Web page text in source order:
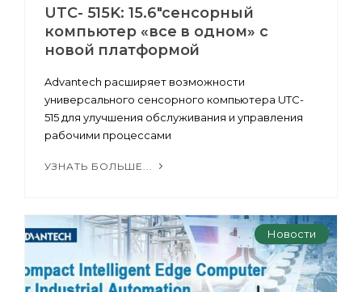
UTC- 515K: 15.6″сенсорный
компьютер «все в одном» с
новой платформой
Advantech расширяет возможности
универсального сенсорного компьютера UTC-
515 для улучшения обслуживания и управления
рабочими процессами
УЗНАТЬ БОЛЬШЕ...
Новости